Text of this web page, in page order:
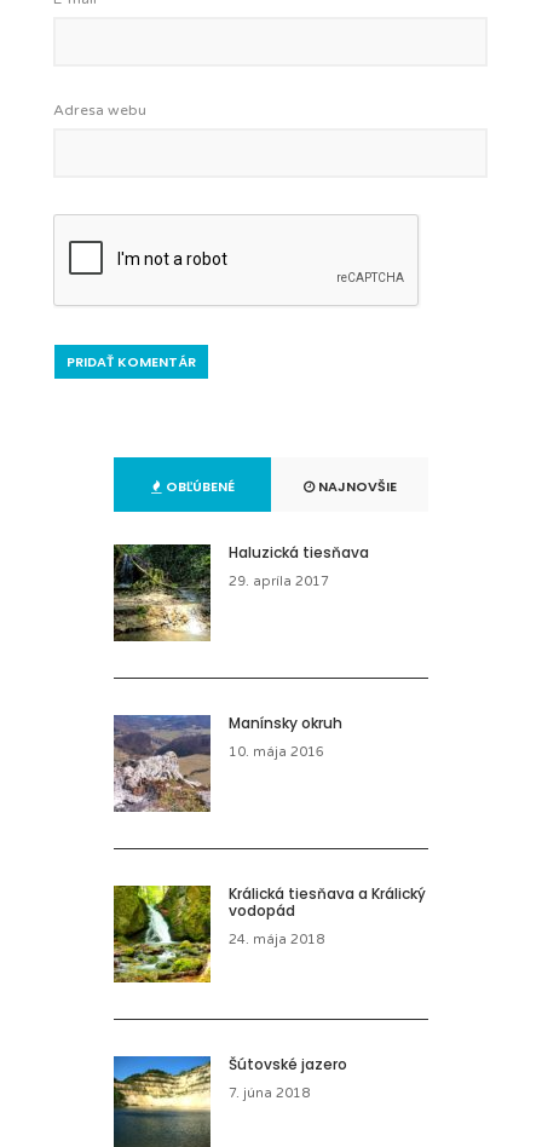
Adresa webu
OBĽÚBENÉ NAJNOVŠIE
Haluzická tiesňava
29. apríla 2017
Manínsky okruh
10. mája 2016
Králická tiesňava a Králický
vodopád
24. mája 2018
Šútovské jazero
7. júna 2018